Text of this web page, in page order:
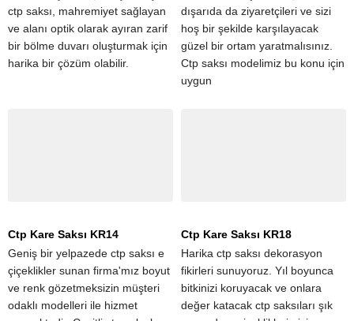
ctp saksı, mahremiyet sağlayan
ve alanı optik olarak ayıran zarif
bir bölme duvarı oluşturmak için
harika bir çözüm olabilir.
dışarıda da ziyaretçileri ve sizi
hoş bir şekilde karşılayacak
güzel bir ortam yaratmalısınız.
Ctp saksı modelimiz bu konu için
uygun
Ctp Kare Saksı KR14
Geniş bir yelpazede ctp saksı e
çiçeklikler sunan firma'mız boyut
ve renk gözetmeksizin müşteri
odaklı modelleri ile hizmet
Ctp Kare Saksı KR18
Harika ctp saksı dekorasyon
fikirleri sunuyoruz. Yıl boyunca
bitkinizi koruyacak ve onlara
değer katacak ctp saksıları şık